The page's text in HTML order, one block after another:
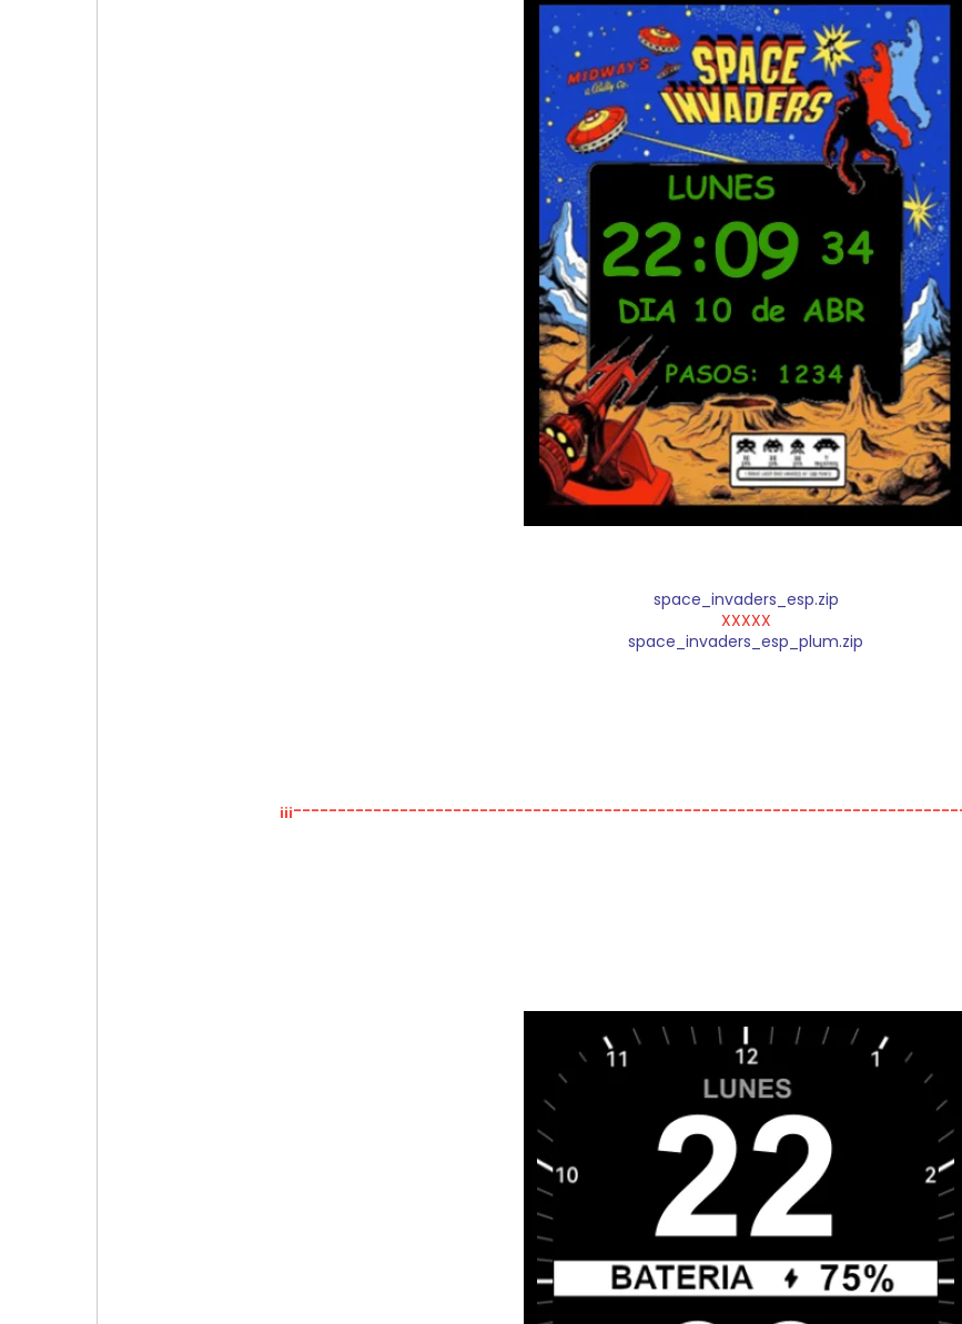
space_invaders_esp.zip
XXXXX
space_invaders_esp_plum.zip